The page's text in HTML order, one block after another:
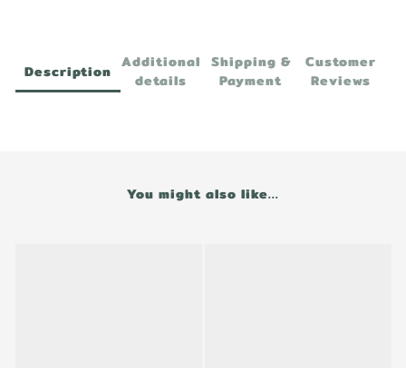
Description Additional
details
Shipping &
Payment
Customer
Reviews
You might also like...